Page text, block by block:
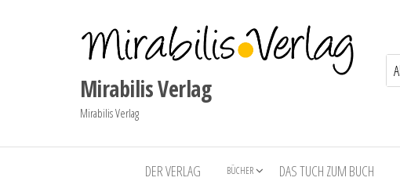
Mirabilis Verlag
Mirabilis Verlag
DER VERLAG BÜCHER DAS TUCH ZUM BUCH